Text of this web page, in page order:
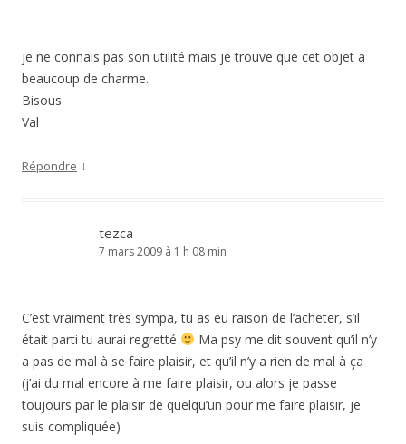
je ne connais pas son utilité mais je trouve que cet objet a
beaucoup de charme.
Bisous
Val
Répondre ↓
tezca
7 mars 2009 à 1 h 08 min
C’est vraiment très sympa, tu as eu raison de l’acheter, s’il
était parti tu aurai regretté
Ma psy me dit souvent qu’il n’y
a pas de mal à se faire plaisir, et qu’il n’y a rien de mal à ça
(j’ai du mal encore à me faire plaisir, ou alors je passe
toujours par le plaisir de quelqu’un pour me faire plaisir, je
suis compliquée)